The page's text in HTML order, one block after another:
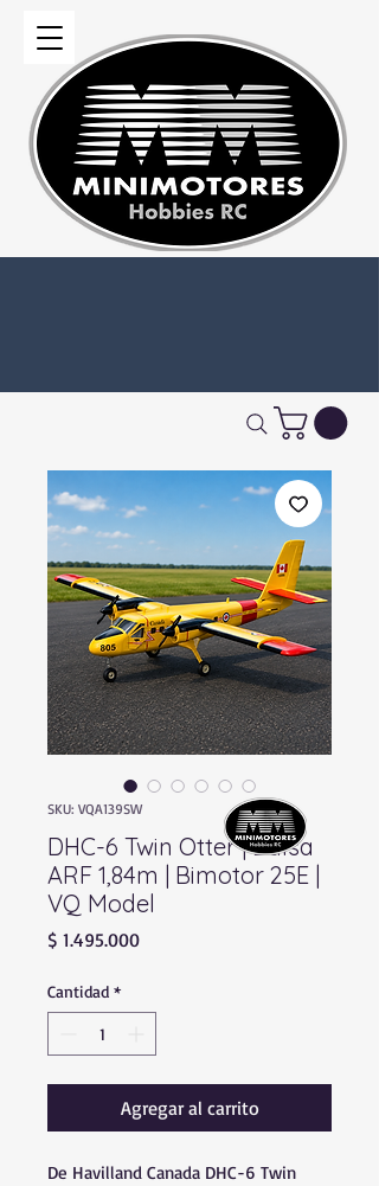
SKU: VQA139SW
DHC-6 Twin Otter | Balsa
ARF 1,84m | Bimotor 25E |
VQ Model
$ 1.495.000Precio
Cantidad *
Agregar al carrito
De Havilland Canada DHC-6 Twin